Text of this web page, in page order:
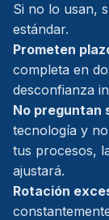
Si no lo usan,
estándar.
Prometen
completa en
desconfianza
No preguntan
tecnología y
tus procesos,
ajustará.
Rotación